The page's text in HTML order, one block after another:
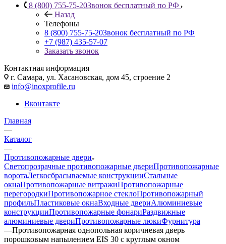
8 (800) 755-75-20Звонок бесплатный по РФ
Назад
Телефоны
8 (800) 755-75-20Звонок бесплатный по РФ
+7 (987) 435-57-07
Заказать звонок
Контактная информация
г. Самара, ул. Хасановская, дом 45, строение 2
info@inoxprofile.ru
Вконтакте
Главная
—
Каталог
—
Противопожарные двери
Светопрозрачные противопожарные двериПротивопожарные
воротаЛегкосбрасываемые конструкцииСтальные
окнаПротивопожарные витражиПротивопожарные
перегородкиПротивопожарное стеклоПротивопожарный
профильПластиковые окнаВходные двериАлюминиевые
конструкцииПротивопожарные фонариРаздвижные
алюминиевые двериПротивопожарные люкиФурнитура
—Противопожарная однопольная коричневая дверь
порошковым напылением EIS 30 с круглым окном